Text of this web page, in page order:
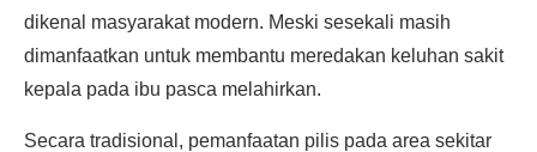
dikenal masyarakat modern. Meski sesekali masih
dimanfaatkan untuk membantu meredakan keluhan sakit
kepala pada ibu pasca melahirkan.
Secara tradisional, pemanfaatan pilis pada area sekitar